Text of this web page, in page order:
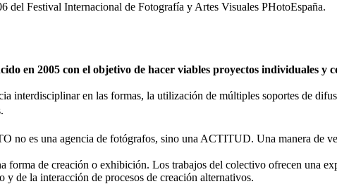
Festival Internacional de Fotografía y Artes Visuales PHotoEspaña.
en 2005 con el objetivo de hacer viables proyectos individuales y
interdisciplinar en las formas, la utilización de múltiples soportes de
no es una agencia de fotógrafos, sino una ACTITUD. Una manera de
de creación o exhibición. Los trabajos del colectivo ofrecen una
de la interacción de procesos de creación alternativos.